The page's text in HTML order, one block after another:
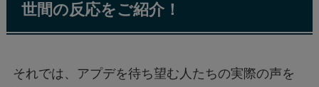
世間の反応をご紹介！
それでは、アプデを待ち望む人たちの実際の声を